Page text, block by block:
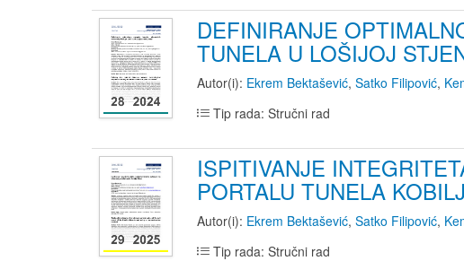
DEFINIRANJE
TUNELA U LOŠIJOJ
Autor(i): Ekrem Bektašević, Satko Filipović,
Tip rada: Stručni rad
ISPITIVANJE
PORTALU TUNELA
Autor(i): Ekrem Bektašević, Satko Filipović,
Tip rada: Stručni rad